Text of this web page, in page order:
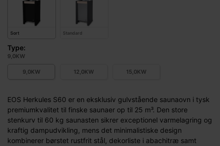
Sort Standard
Type:
9,0KW
9,0KW 12,0KW 15,0KW
EOS Herkules S60 er en eksklusiv gulvstående saunaovn i tysk
premiumkvalitet til finske saunaer op til 25 m³. Den store
stenkurv til 60 kg saunasten sikrer exceptionel varmelagring og
kraftig dampudvikling, mens det minimalistiske design
kombinerer børstet rustfrit stål, dekorliste i abachitræ samt